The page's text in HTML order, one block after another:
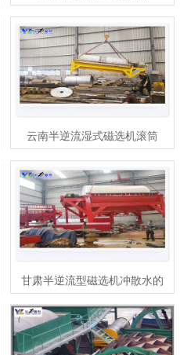
云南半逆流湿式磁选机滚筒
甘肃半逆流型磁选机冲散水的
大小